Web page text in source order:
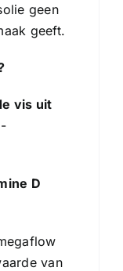
geen
geeft.
vis uit
D
van